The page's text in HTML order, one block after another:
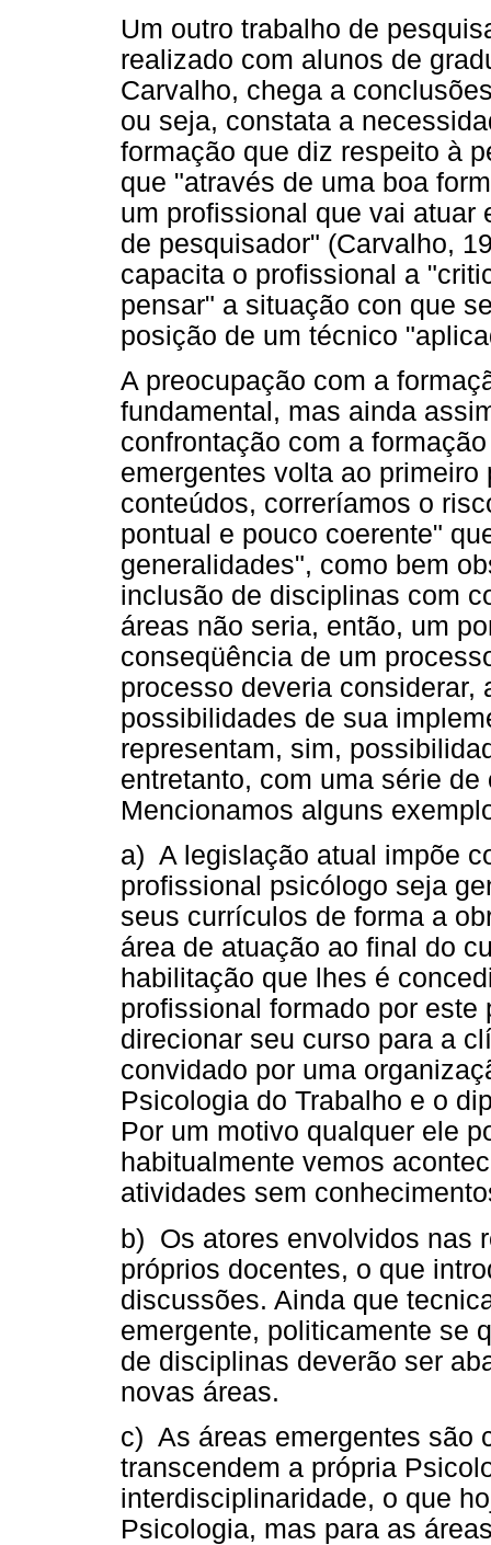
Um outro trabalho de
realizado com alunos de
Carvalho, chega a
ou seja, constata a
formação que diz respeito à
que "através de uma boa
um profissional que vai atuar
de pesquisador" (Carvalho,
capacita o profissional a
pensar" a situação con que
posição de um técnico
A preocupação com a
fundamental, mas ainda
confrontação com a
emergentes volta ao
conteúdos, correríamos o
pontual e pouco coerente"
generalidades", como bem
inclusão de disciplinas com
áreas não seria, então, um
conseqüência de um
processo deveria considerar,
possibilidades de sua
representam, sim,
entretanto, com uma série
Mencionamos alguns
a) A legislação atual impõe
profissional psicólogo seja
seus currículos de forma a
área de atuação ao final do
habilitação que lhes é
profissional formado por
direcionar seu curso para a
convidado por uma
Psicologia do Trabalho e o
Por um motivo qualquer ele
habitualmente vemos
atividades sem
b) Os atores envolvidos nas
próprios docentes, o que
discussões. Ainda que
emergente, politicamente se
de disciplinas deverão ser
novas áreas.
c) As áreas emergentes são
transcendem a própria
interdisciplinaridade, o que
Psicologia, mas para as